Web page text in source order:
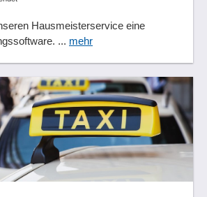
Hausmeisterservice eine
... mehr